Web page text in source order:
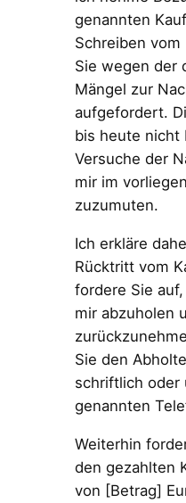
genannten
Schreiben
Sie wegen der
Mängel zur
aufgefordert.
bis heute nicht
Versuche der
mir im
zuzumuten.
Ich erkläre
Rücktritt vom
fordere Sie
mir abzuholen
Sie den
schriftlich oder
genannten
Weiterhin
den gezahlten
von [Betrag]